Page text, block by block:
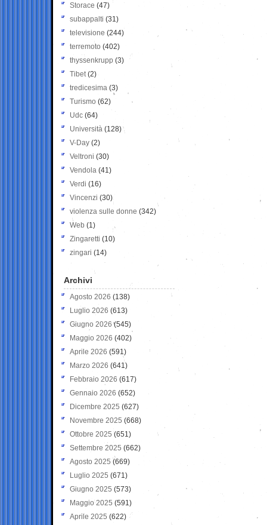
Storace (47)
subappalti (31)
televisione(244)
terremoto (402)
thyssenkrupp (3)
Tibet(2)
tredicesima (3)
Turismo (62)
Udc (64)
Università (128)
V-Day (2)
Veltroni (30)
Vendola (41)
Verdi (16)
Vincenzi (30)
violenza sulle donne (342)
Web (1)
Zingaretti (10)
zingari (14)
Archivi
Agosto 2026 (138)
Luglio 2026 (613)
Giugno 2026 (545)
Maggio 2026 (402)
Aprile 2026 (591)
Marzo 2026 (641)
Febbraio 2026 (617)
Gennaio 2026 (652)
Dicembre 2025 (627)
Novembre 2025 (668)
Ottobre 2025 (651)
Settembre 2025 (662)
Agosto 2025 (669)
Luglio 2025 (671)
Giugno 2025 (573)
Maggio 2025 (591)
Aprile 2025 (622)